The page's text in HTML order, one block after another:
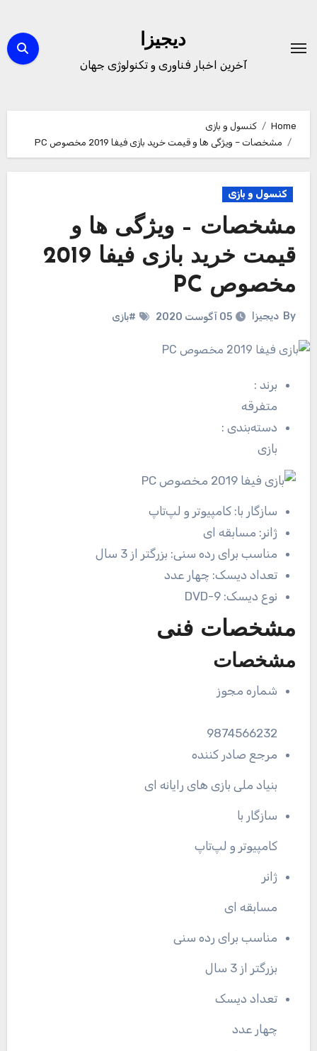
content
دیجیزا
آخرین اخبار فناوری و تکنولوژی جهان
Home
کنسول و بازی
مشخصات – ویژگی ها و قیمت خرید بازی فیفا 2019 مخصوص PC
کنسول و بازی
مشخصات – ویژگی ها و
قیمت خرید بازی فیفا 2019
مخصوص PC
By دیجیزا 05 آگوست 2020 #بازی
برند:
متفرقه
دسته‌بندی:
بازی
سازگار با: کامپیوتر و لپ‌تاپ
ژانر: مسابقه ای
مناسب برای رده سنی: بزرگتر از 3 سال
تعداد دیسک: چهار عدد
نوع دیسک: DVD-9
مشخصات فنی
مشخصات
شماره مجوز
9874566232
مرجع صادر کننده
بنیاد ملی بازی های رایانه ای
سازگار با
کامپیوتر و لپ‌تاپ
ژانر
مسابقه ای
مناسب برای رده سنی
بزرگتر از 3 سال
تعداد دیسک
چهار عدد